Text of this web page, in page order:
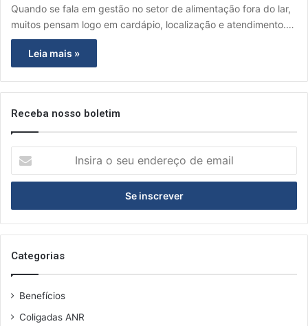
Quando se fala em gestão no setor de alimentação fora do lar,
muitos pensam logo em cardápio, localização e atendimento.…
Leia mais »
Receba nosso boletim
s
r
a
s
e
n
Categorias
Benefícios
Coligadas ANR